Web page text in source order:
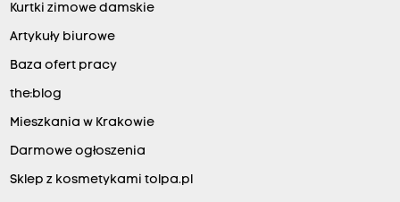
Kurtki zimowe damskie
Artykuły biurowe
Baza ofert pracy
the:blog
Mieszkania w Krakowie
Darmowe ogłoszenia
Sklep z kosmetykami tolpa.pl